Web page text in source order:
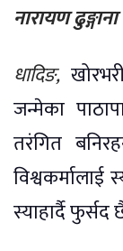
नारायणढुङ्गाना
धादिङ,
जन्मेका
तरंगित
विश्वकर्मालाई
स्याहार्दै फुर्सद